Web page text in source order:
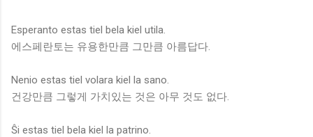
Esperanto estas tiel bela kiel utila.
에스페란토는 유용한만큼 그만큼 아름답다.
Nenio estas tiel volara kiel la sano.
건강만큼 그렇게 가치있는 것은 아무 것도 없다.
Ŝi estas tiel bela kiel la patrino.